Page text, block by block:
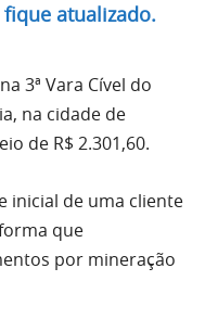
fique atualizado.
3ª Vara Cível do
na cidade de
de R$ 2.301,60.
inicial de uma cliente
que
por mineração